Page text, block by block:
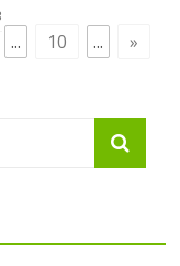
... 10 ...
»